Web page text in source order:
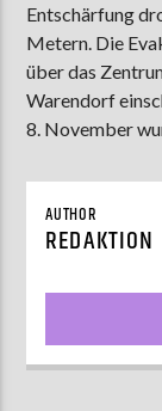
AKTUELLE SENDUNG
12:00
Entschärfung
Metern. Die
über das
Warendorf
8. November
AUTHOR
REDAKTION